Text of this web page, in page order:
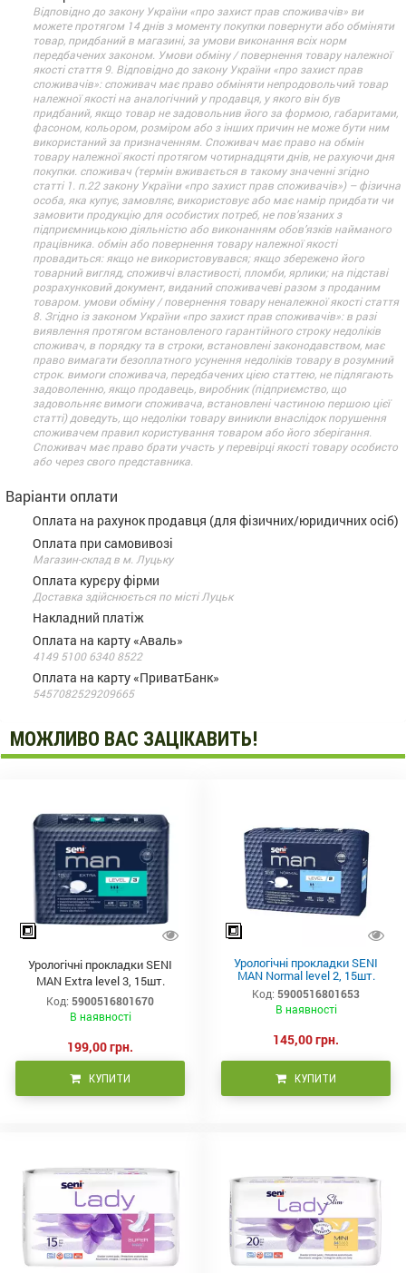
Відповідно до закону України «про захист прав споживачів» ви
можете протягом 14 днів з моменту покупки повернути або обміняти
товар, придбаний в магазині, за умови виконання всіх норм
передбачених законом. Умови обміну / повернення товару належної
якості стаття 9. Відповідно до закону України «про захист прав
споживачів»: споживач має право обміняти непродовольчий товар
належної якості на аналогічний у продавця, у якого він був
придбаний, якщо товар не задовольнив його за формою, габаритами,
фасоном, кольором, розміром або з інших причин не може бути ним
використаний за призначенням. Споживач має право на обмін
товару належної якості протягом чотирнадцяти днів, не рахуючи дня
покупки. споживач (термін вживається в такому значенні згідно
статті 1. п.22 закону України «про захист прав споживачів») – фізична
особа, яка купує, замовляє, використовує або має намір придбати чи
замовити продукцію для особистих потреб, не пов’язаних з
підприємницькою діяльністю або виконанням обов’язків найманого
працівника. обмін або повернення товару належної якості
провадиться: якщо не використовувався; якщо збережено його
товарний вигляд, споживчі властивості, пломби, ярлики; на підставі
розрахунковий документ, виданий споживачеві разом з проданим
товаром. умови обміну / повернення товару неналежної якості стаття
8. Згідно із законом України «про захист прав споживачів»: в разі
виявлення протягом встановленого гарантійного строку недоліків
споживач, в порядку та в строки, встановлені законодавством, має
право вимагати безоплатного усунення недоліків товару в розумний
строк. вимоги споживача, передбачених цією статтею, не підлягають
задоволенню, якщо продавець, виробник (підприємство, що
задовольняє вимоги споживача, встановлені частиною першою цієї
статті) доведуть, що недоліки товару виникли внаслідок порушення
споживачем правил користування товаром або його зберігання.
Споживач має право брати участь у перевірці якості товару особисто
або через свого представника.
Варіанти оплати
Оплата на рахунок продавця (для фізичних/юридичних осіб)
Оплата при самовивозі
Магазин-склад в м. Луцьку
Оплата курєру фірми
Доставка здійснюється по місті Луцьк
Накладний платіж
Оплата на карту «Аваль»
4149 5100 6340 8522
Оплата на карту «ПриватБанк»
5457082529209665
МОЖЛИВО ВАС ЗАЦІКАВИТЬ!
Урологічні прокладки SENI
MAN Extra level 3, 15шт.
Код: 5900516801670
В наявності
199,00 грн.
КУПИТИ
Урологічні прокладки SENI
MAN Normal level 2, 15шт.
Код: 5900516801653
В наявності
145,00 грн.
КУПИТИ